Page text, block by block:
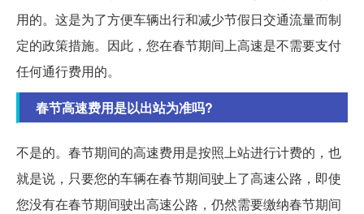
用的。这是为了方便车辆出行和减少节假日交通流量而制
定的政策措施。因此，您在春节期间上高速是不需要支付
任何通行费用的。
春节高速费用是以出站为准吗?
不是的。春节期间的高速费用是按照上站进行计费的，也
就是说，只要您的车辆在春节期间驶上了高速公路，即使
您没有在春节期间驶出高速公路，仍然需要缴纳春节期间